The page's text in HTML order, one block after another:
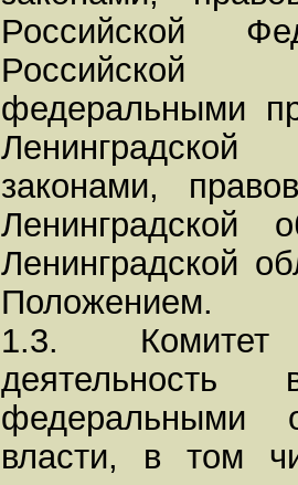
Российской
федеральными
законами,
Ленинградской
Ленинградской
Положением.
1.3. Комитет
федеральными
власти, в том